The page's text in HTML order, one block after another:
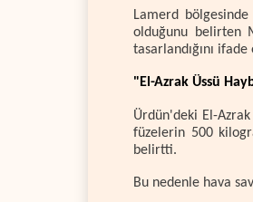
Lamerd
olduğunu belirten
tasarlandığını ifade
"El-Azrak Üssü
Ürdün'deki El-Azrak
füzelerin 500
belirtti.
Bu nedenle hava